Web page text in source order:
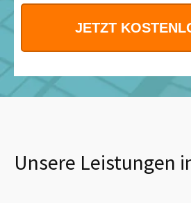
Unsere Leistungen